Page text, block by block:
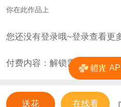
你在此作品上
您还没有登录哦~登录查看更
付费内容：解锁需 0花
送花 在线看